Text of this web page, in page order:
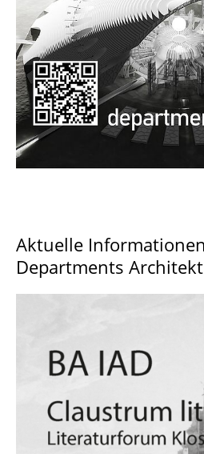
Aktuelle
Departments